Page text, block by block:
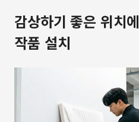
감상하기 좋은 위치에
작품 설치